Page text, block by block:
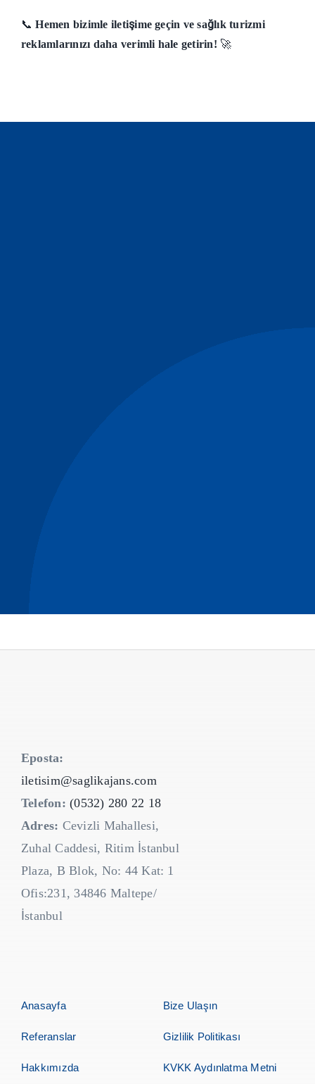
📞Hemen bizimle iletişime geçin ve sağlık turizmi
reklamlarınızı daha verimli hale getirin! 🚀
Eposta:
iletisim@saglikajans.com
Telefon: (0532) 280 22 18
Adres: Cevizli Mahallesi,
Zuhal Caddesi, Ritim İstanbul
Plaza, B Blok, No: 44 Kat: 1
Ofis:231, 34846 Maltepe/
İstanbul
Anasayfa
Referanslar
Hakkımızda
Bize Ulaşın
Gizlilik Politikası
KVKK Aydınlatma Metni